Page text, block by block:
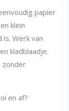
papier
klein
Werk van
kladblaadje.
zonder
en af?